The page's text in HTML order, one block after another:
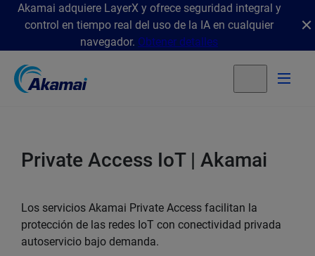
Akamai adquiere LayerX y ofrece seguridad integral y
control en tiempo real del uso de la IA en cualquier
navegador. Obtener detalles
Private Access IoT | Akamai
Los servicios Akamai Private Access facilitan la
protección de las redes IoT con conectividad privada
autoservicio bajo demanda.